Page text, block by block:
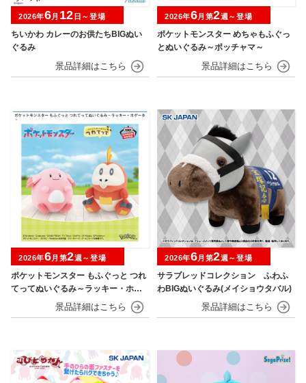
ちいかわ カレーのお供たちBIGぬい
ぐるみ
2026年6月 12 日～登場
ポケットモンスター めちゃもふぐっ
とぬいぐるみ～ポッチャマ～
2026年6月第2週～登場
ポケットモンスター もふぐっと つれ
てってぬいぐるみ～ラッキー・ホゲ
2026年6月第2週～登場
サラブレッドコレクション ふわふ
わBIGぬいぐるみ(メイショウタバル)
2026年6月第2週～登場